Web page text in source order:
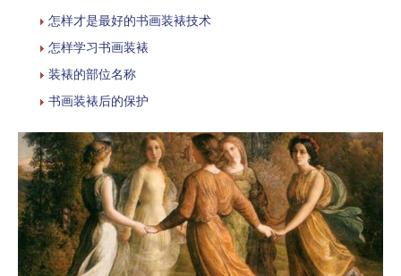
怎样才是最好的书画装裱技术
怎样学习书画装裱
装裱的部位名称
书画装裱后的保护